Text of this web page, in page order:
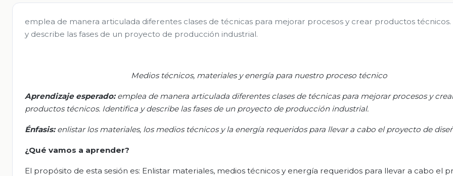
emplea de manera articulada diferentes clases de técnicas para mejorar procesos y crear productos
y describe las fases de un proyecto de producción industrial.
Medios técnicos, materiales y energía para nuestro proceso técnico
Aprendizaje esperado: emplea de manera articulada diferentes clases de técnicas para mejorar procesos y
productos técnicos. Identifica y describe las fases de un proyecto de producción industrial.
Énfasis:enlistar los materiales, los medios técnicos y la energía requeridos para llevar a cabo el proyecto de
¿Qué vamos a aprender?
El propósito de esta sesión es: Enlistar materiales, medios técnicos y energía requeridos para llevar a cabo el